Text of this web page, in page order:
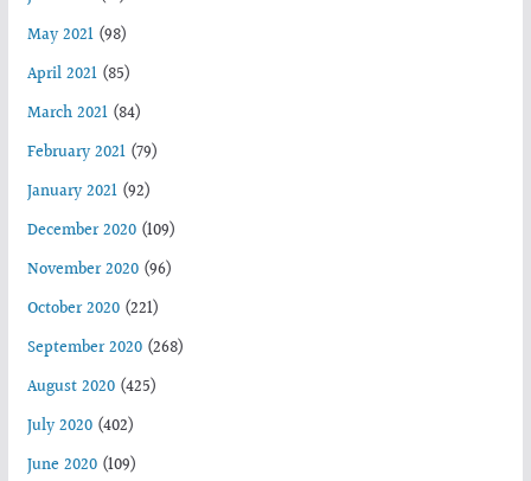
May 2021(98)
April 2021(85)
March 2021(84)
February 2021(79)
January 2021(92)
December 2020(109)
November 2020(96)
October 2020(221)
September 2020(268)
August 2020(425)
July 2020(402)
June 2020(109)